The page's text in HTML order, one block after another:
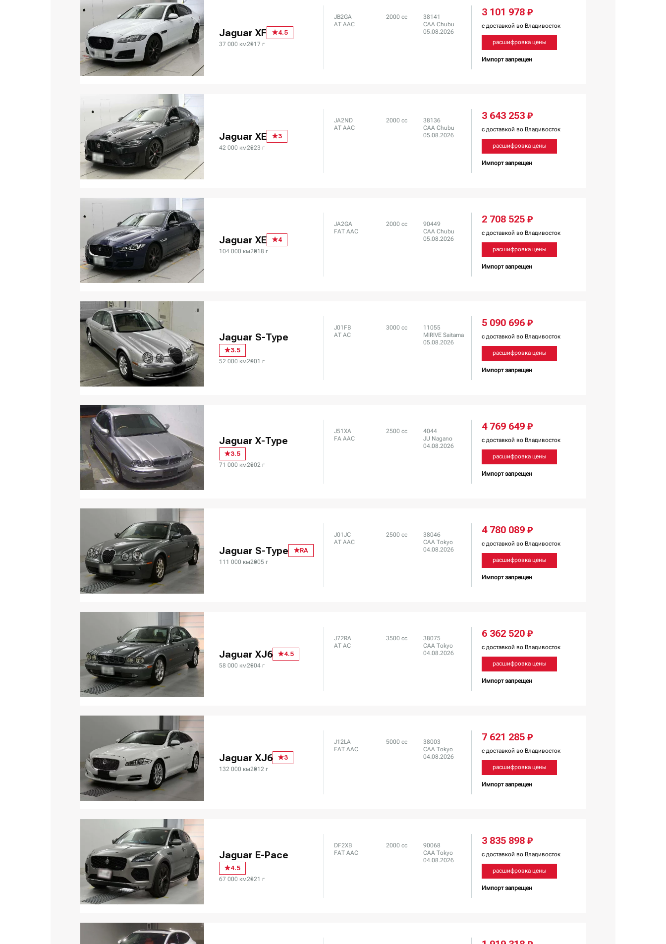
Jaguar XF
4.5
37 000 км2017 г
JB2GA
AT AAC
2000 сс
38141
CAA Chubu
05.08.2026
3 101 978 ₽
с доставкой во Владивосток
расшифровка цены
Импорт запрещен
Jaguar XE
3
42 000 км2023 г
JA2ND
AT AAC
2000 сс
38136
CAA Chubu
05.08.2026
3 643 253 ₽
с доставкой во Владивосток
расшифровка цены
Импорт запрещен
Jaguar XE
4
104 000 км2018 г
JA2GA
FAT AAC
2000 сс
90449
CAA Chubu
05.08.2026
2 708 525 ₽
с доставкой во Владивосток
расшифровка цены
Импорт запрещен
Jaguar S-Type
3.5
52 000 км2001 г
J01FB
AT AC
3000 сс
11055
MIRIVE Saitama
05.08.2026
5 090 696 ₽
с доставкой во Владивосток
расшифровка цены
Импорт запрещен
Jaguar X-Type
3.5
71 000 км2002 г
J51XA
FA AAC
2500 сс
4044
JU Nagano
04.08.2026
4 769 649 ₽
с доставкой во Владивосток
расшифровка цены
Импорт запрещен
Jaguar S-Type
RA
111 000 км2005 г
J01JC
AT AAC
2500 сс
38046
CAA Tokyo
04.08.2026
4 780 089 ₽
с доставкой во Владивосток
расшифровка цены
Импорт запрещен
Jaguar XJ6
4.5
58 000 км2004 г
J72RA
AT AC
3500 сс
38075
CAA Tokyo
04.08.2026
6 362 520 ₽
с доставкой во Владивосток
расшифровка цены
Импорт запрещен
Jaguar XJ6
3
132 000 км2012 г
J12LA
FAT AAC
5000 сс
38003
CAA Tokyo
04.08.2026
7 621 285 ₽
с доставкой во Владивосток
расшифровка цены
Импорт запрещен
Jaguar E-Pace
4.5
67 000 км2021 г
DF2XB
FAT AAC
2000 сс
90068
CAA Tokyo
04.08.2026
3 835 898 ₽
с доставкой во Владивосток
расшифровка цены
Импорт запрещен